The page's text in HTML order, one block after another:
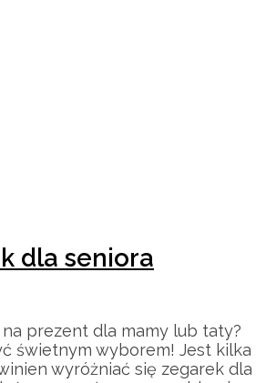
dla seniora
na prezent dla mamy lub taty?
świetnym wyborem! Jest kilka
wyróżniać się zegarek dla